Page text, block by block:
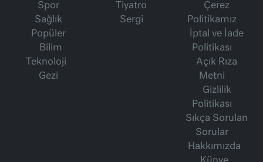
Spor
Sağlık
Popüler
Bilim
Teknoloji
Gezi
Tiyatro
Sergi
Çerez
Politikamız
İptal ve İade
Politikası
Açık Rıza
Metni
Gizlilik
Politikası
Sıkça Sorulan
Sorular
Hakkımızda